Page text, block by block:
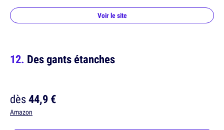
Voir le site
Des gants étanches
dès44,9 €
Amazon